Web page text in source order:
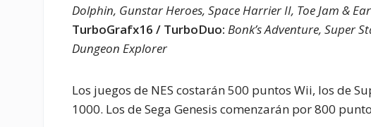
Dolphin, Gunstar Heroes, Space Harrier II, Toe Jam &
TurboGrafx16 / TurboDuo: Bonk’s Adventure, Super
Dungeon Explorer
Los juegos de NES costarán 500 puntos Wii, los de
1000. Los de Sega Genesis comenzarán por 800